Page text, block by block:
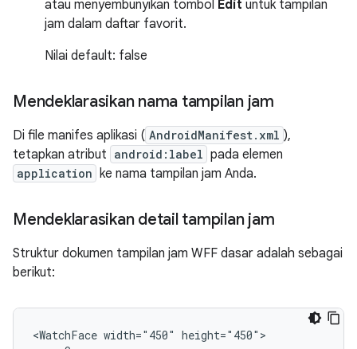
atau menyembunyikan tombol Edit untuk tampilan
jam dalam daftar favorit.
Nilai default: false
Mendeklarasikan nama tampilan jam
Di file manifes aplikasi ( AndroidManifest.xml ),
tetapkan atribut android:label pada elemen
application ke nama tampilan jam Anda.
Mendeklarasikan detail tampilan jam
Struktur dokumen tampilan jam WFF dasar adalah sebagai
berikut:
<WatchFace width="450"